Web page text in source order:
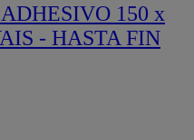
150 x
- HASTA FIN